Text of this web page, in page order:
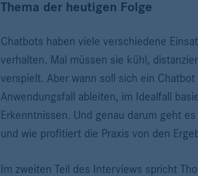
Thema der heutigen Folge
Chatbots haben viele verschiedene
verhalten. Mal müssen sie kühl,
verspielt. Aber wann soll sich ein
Anwendungsfall ableiten, im Idealfall
Erkenntnissen. Und genau darum geht
und wie profitiert die Praxis von den
Im zweiten Teil des Interviews spricht